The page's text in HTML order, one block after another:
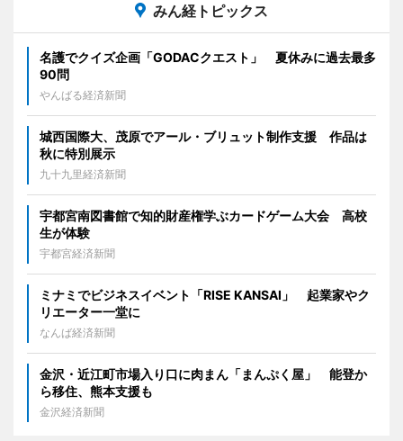
みん経トピックス
名護でクイズ企画「GODACクエスト」 夏休みに過去最多
90問
やんばる経済新聞
城西国際大、茂原でアール・ブリュット制作支援 作品は
秋に特別展示
九十九里経済新聞
宇都宮南図書館で知的財産権学ぶカードゲーム大会 高校
生が体験
宇都宮経済新聞
ミナミでビジネスイベント「RISE KANSAI」 起業家やク
リエーター一堂に
なんば経済新聞
金沢・近江町市場入り口に肉まん「まんぷく屋」 能登か
ら移住、熊本支援も
金沢経済新聞